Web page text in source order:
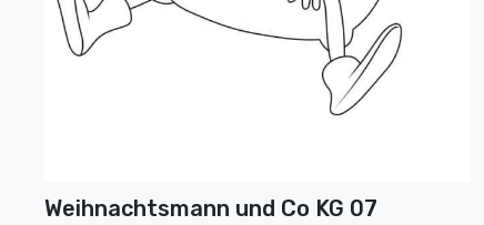
Weihnachtsmann und Co KG 07